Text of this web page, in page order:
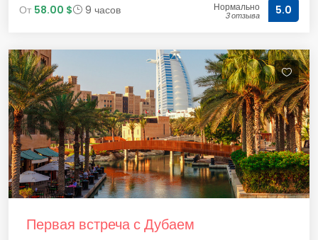
От 58.00 $ 9 часов Нормально
3 отзыва 5.0
Первая встреча с Дубаем